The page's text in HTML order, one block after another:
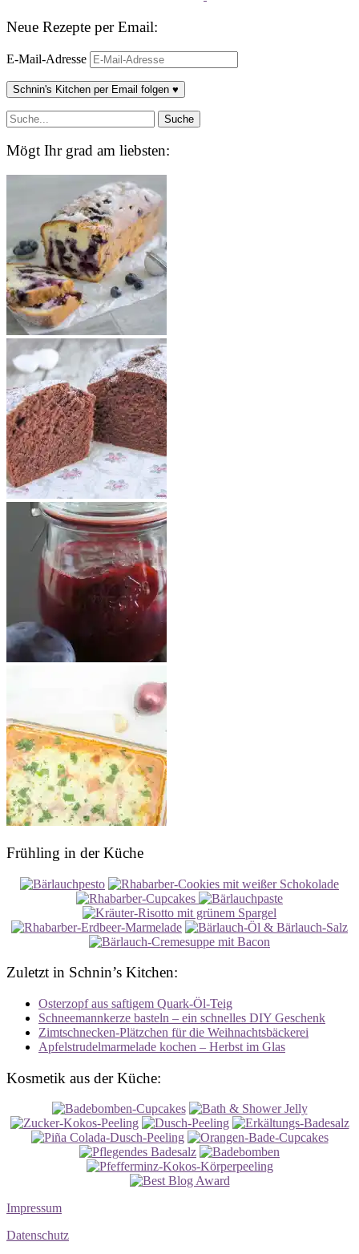
Neue Rezepte per Email:
E-Mail-Adresse
Schnin's Kitchen per Email folgen ♥
Mögt Ihr grad am liebsten:
Frühling in der Küche
Zuletzt in Schnin’s Kitchen:
Osterzopf aus saftigem Quark-Öl-Teig
Schneemannkerze basteln – ein schnelles DIY Geschenk
Zimtschnecken-Plätzchen für die Weihnachtsbäckerei
Apfelstrudelmarmelade kochen – Herbst im Glas
Kosmetik aus der Küche:
Impressum
Datenschutz